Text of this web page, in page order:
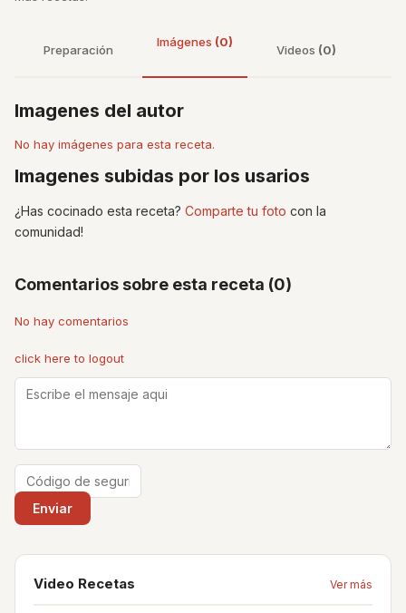
Preparación
Imágenes (0)
Videos (0)
Imagenes del autor
No hay imágenes para esta receta.
Imagenes subidas por los usarios
¿Has cocinado esta receta? Comparte tu foto con la
comunidad!
Comentarios sobre esta receta (0)
No hay comentarios
click here to logout
Video Recetas Ver más